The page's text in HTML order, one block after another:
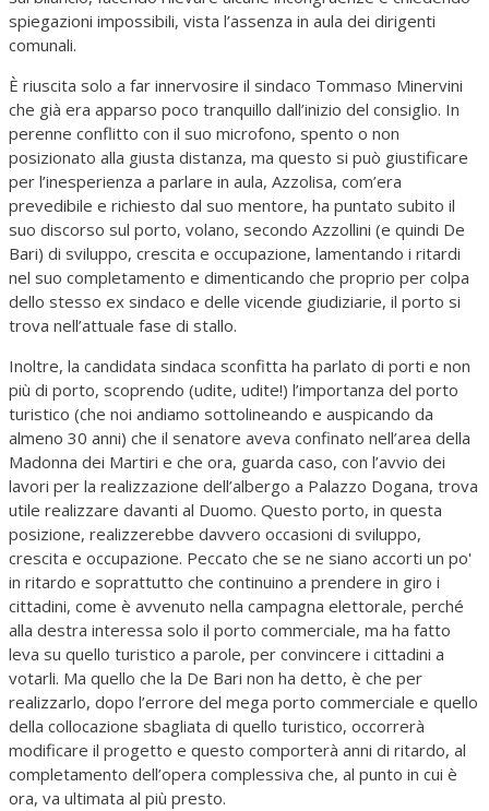
spiegazioni impossibili, vista l’assenza in aula dei dirigenti
comunali.
È riuscita solo a far innervosire il sindaco Tommaso Minervini
che già era apparso poco tranquillo dall’inizio del consiglio. In
perenne conflitto con il suo microfono, spento o non
posizionato alla giusta distanza, ma questo si può giustificare
per l’inesperienza a parlare in aula, Azzolisa, com’era
prevedibile e richiesto dal suo mentore, ha puntato subito il
suo discorso sul porto, volano, secondo Azzollini (e quindi De
Bari) di sviluppo, crescita e occupazione, lamentando i ritardi
nel suo completamento e dimenticando che proprio per colpa
dello stesso ex sindaco e delle vicende giudiziarie, il porto si
trova nell’attuale fase di stallo.
Inoltre, la candidata sindaca sconfitta ha parlato di porti e non
più di porto, scoprendo (udite, udite!) l’importanza del porto
turistico (che noi andiamo sottolineando e auspicando da
almeno 30 anni) che il senatore aveva confinato nell’area della
Madonna dei Martiri e che ora, guarda caso, con l’avvio dei
lavori per la realizzazione dell’albergo a Palazzo Dogana, trova
utile realizzare davanti al Duomo. Questo porto, in questa
posizione, realizzerebbe davvero occasioni di sviluppo,
crescita e occupazione. Peccato che se ne siano accorti un po'
in ritardo e soprattutto che continuino a prendere in giro i
cittadini, come è avvenuto nella campagna elettorale, perché
alla destra interessa solo il porto commerciale, ma ha fatto
leva su quello turistico a parole, per convincere i cittadini a
votarli. Ma quello che la De Bari non ha detto, è che per
realizzarlo, dopo l’errore del mega porto commerciale e quello
della collocazione sbagliata di quello turistico, occorrerà
modificare il progetto e questo comporterà anni di ritardo, al
completamento dell’opera complessiva che, al punto in cui è
ora, va ultimata al più presto.